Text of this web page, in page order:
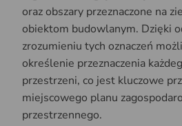
oraz obszary przeznaczone na
obiektom budowlanym. Dzięki
zrozumieniu tych oznaczeń
określenie przeznaczenia
przestrzeni, co jest kluczowe
miejscowego planu
przestrzennego.